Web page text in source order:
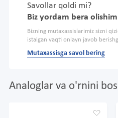
Savollar qoldi mi?
Biz yordam bera
Bizning mutaxassislarimiz sizni
istalgan vaqti onlayn javob
Mutaxassisga savol bering
Analoglar va o'rnini